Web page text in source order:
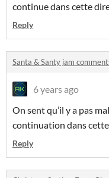
continue dans cette
Reply
Santa & Santy jam
6 years ago
On sent qu’il y a pas
continuation dans
Reply